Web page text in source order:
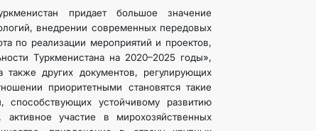
придает большое значение
внедрении современных передовых
по реализации мероприятий и проектов,
Туркменистана на 2020–2025 годы»,
также других документов, регулирующих
приоритетными становятся такие
устойчивому развитию
участие в мирохозяйственных